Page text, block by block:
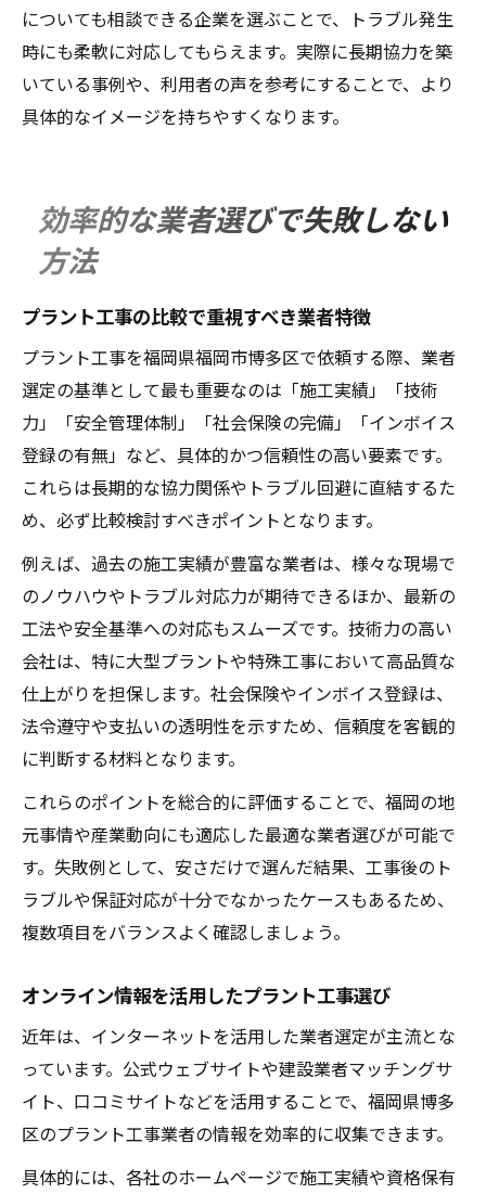
についても相談できる企業を選ぶことで、トラブル発生
時にも柔軟に対応してもらえます。実際に長期協力を築
いている事例や、利用者の声を参考にすることで、より
具体的なイメージを持ちやすくなります。
効率的な業者選びで失敗しない
方法
プラント工事の比較で重視すべき業者特徴
プラント工事を福岡県福岡市博多区で依頼する際、業者
選定の基準として最も重要なのは「施工実績」「技術
力」「安全管理体制」「社会保険の完備」「インボイス
登録の有無」など、具体的かつ信頼性の高い要素です。
これらは長期的な協力関係やトラブル回避に直結するた
め、必ず比較検討すべきポイントとなります。
例えば、過去の施工実績が豊富な業者は、様々な現場で
のノウハウやトラブル対応力が期待できるほか、最新の
工法や安全基準への対応もスムーズです。技術力の高い
会社は、特に大型プラントや特殊工事において高品質な
仕上がりを担保します。社会保険やインボイス登録は、
法令遵守や支払いの透明性を示すため、信頼度を客観的
に判断する材料となります。
これらのポイントを総合的に評価することで、福岡の地
元事情や産業動向にも適応した最適な業者選びが可能で
す。失敗例として、安さだけで選んだ結果、工事後のト
ラブルや保証対応が十分でなかったケースもあるため、
複数項目をバランスよく確認しましょう。
オンライン情報を活用したプラント工事選び
近年は、インターネットを活用した業者選定が主流とな
っています。公式ウェブサイトや建設業者マッチングサ
イト、口コミサイトなどを活用することで、福岡県博多
区のプラント工事業者の情報を効率的に収集できます。
具体的には、各社のホームページで施工実績や資格保有